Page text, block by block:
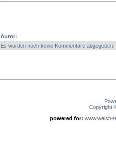
Autor:
Es wurden noch keine Kommentare abgegeben.
Copyright
powered for: www.welsh-